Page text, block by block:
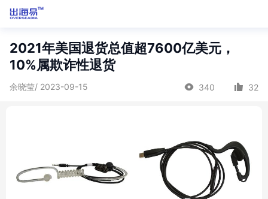
2021年美国退货总值超7600亿美元，
10%属欺诈性退货
余晓莹/ 2023-09-15 340 32